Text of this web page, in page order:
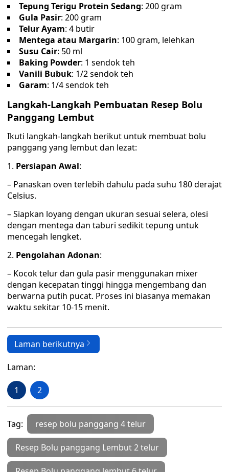
Tepung Terigu Protein Sedang: 200 gram
Gula Pasir: 200 gram
Telur Ayam: 4 butir
Mentega atau Margarin: 100 gram, lelehkan
Susu Cair: 50 ml
Baking Powder: 1 sendok teh
Vanili Bubuk: 1/2 sendok teh
Garam: 1/4 sendok teh
Langkah-Langkah Pembuatan Resep Bolu
Panggang Lembut
Ikuti langkah-langkah berikut untuk membuat bolu
panggang yang lembut dan lezat:
1. Persiapan Awal:
– Panaskan oven terlebih dahulu pada suhu 180 derajat
Celsius.
– Siapkan loyang dengan ukuran sesuai selera, olesi
dengan mentega dan taburi sedikit tepung untuk
mencegah lengket.
2. Pengolahan Adonan:
– Kocok telur dan gula pasir menggunakan mixer
dengan kecepatan tinggi hingga mengembang dan
berwarna putih pucat. Proses ini biasanya memakan
waktu sekitar 10-15 menit.
Laman berikutnya
Laman:
1 2
Tag: resep bolu panggang 4 telur
Resep Bolu panggang Lembut 2 telur